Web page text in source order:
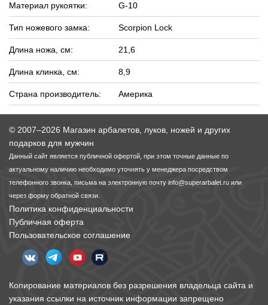
Материал рукоятки: G-10
Тип ножевого замка: Scorpion Lock
Длина ножа, см: 21,6
Длина клинка, см: 8,9
Страна производитель: Америка
© 2007–2026 Магазин арбалетов, луков, ножей и других
подарков для мужчин
Данный сайт является публичной офертой, при этом точные данные по
актуальному наличию необходимо уточнять у менеджера посредством
телефонного звонка, письма на электронную почту info@superarbalet.ru или
через форму обратной связи.
Политика конфиденциальности
Публичная оферта
Пользовательское соглашение
Копирование материалов без разрешения владельца сайта и
указания ссылки на источник информации запрещено